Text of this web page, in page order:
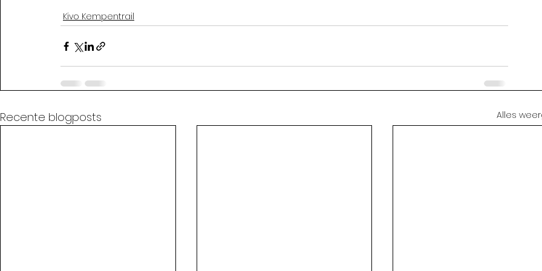
Kivo Kempentrail
Recente blogposts Alles